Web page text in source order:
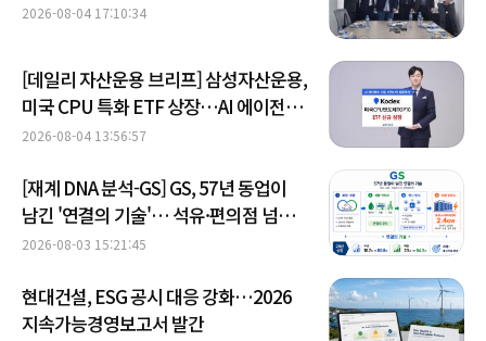
2026-08-04 17:10:34
[데일리 자산운용 브리프] 삼성자산운용,
미국 CPU 특화 ETF 상장…AI 에이전트
수혜 겨냥 外
2026-08-04 13:56:57
[재계 DNA 분석-GS] GS, 57년 동업이
남긴 '연결의 기술'… 석유·편의점 넘어
AI 전력망으로
2026-08-03 15:21:45
현대건설, ESG 공시 대응 강화…2026
지속가능경영보고서 발간